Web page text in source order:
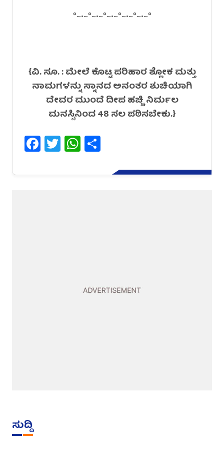
°~•~°~•~°~•~°~•~°~•~°
{ವಿ. ಸೂ. : ಮೇಲೆ ಕೊಟ್ಟ ಪರಿಹಾರ ಶ್ಲೋಕ ಮತ್ತು
ನಾಮಗಳನ್ನು ಸ್ನಾನದ ಅನಂತರ ಶುಚಿಯಾಗಿ
ದೇವರ ಮುಂದೆ ದೀಪ ಹಚ್ಚಿ ನಿರ್ಮಲ
ಮನಸ್ಸಿನಿಂದ 48 ಸಲ ಪಠಿಸಬೇಕು.}
Facebook
TwitterWhatsApp
ಸುದ್ದಿ